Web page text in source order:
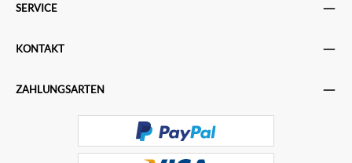
SERVICE
KONTAKT
ZAHLUNGSARTEN